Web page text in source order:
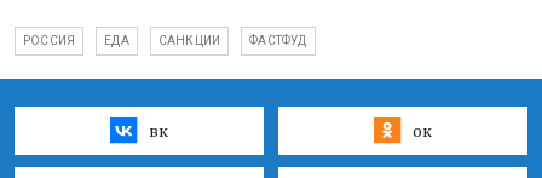
РОССИЯ ЕДА САНКЦИИ ФАСТФУД
вк ок